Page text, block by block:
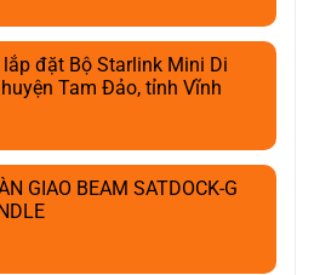
đặt Bộ Starlink Mini Di
Tam Đảo, tỉnh Vĩnh
GIAO BEAM SATDOCK-G